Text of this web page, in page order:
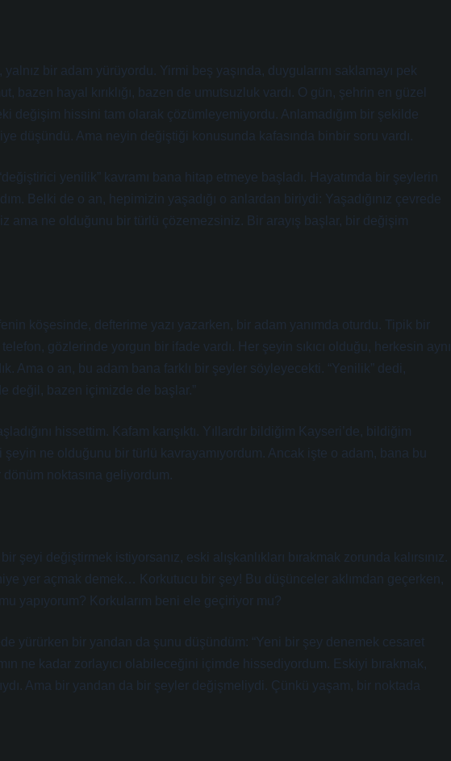
bir adam yürüyordu. Yirmi beş yaşında, duygularını saklamayı pek
bazen hayal kırıklığı, bazen de umutsuzluk vardı. O gün, şehrin en güzel
değişim hissini tam olarak çözümleyemiyordu. Anlamadığım bir şekilde
düşündü. Ama neyin değiştiği konusunda kafasında binbir soru vardı.
yenilik” kavramı bana hitap etmeye başladı. Hayatımda bir şeylerin
Belki de o an, hepimizin yaşadığı o anlardan biriydi: Yaşadığınız çevrede
ama ne olduğunu bir türlü çözemezsiniz. Bir arayış başlar, bir değişim
köşesinde, defterime yazı yazarken, bir adam yanımda oturdu. Tipik bir
gözlerinde yorgun bir ifade vardı. Her şeyin sıkıcı olduğu, herkesin aynı
Ama o an, bu adam bana farklı bir şeyler söyleyecekti. “Yenilik” dedi,
değil, bazen içimizde de başlar.”
hissettim. Kafam karışıktı. Yıllardır bildiğim Kayseri’de, bildiğim
şeyin ne olduğunu bir türlü kavrayamıyordum. Ancak işte o adam, bana bu
noktasına geliyordum.
şeyi değiştirmek istiyorsanız, eski alışkanlıkları bırakmak zorunda kalırsınız.
yer açmak demek… Korkutucu bir şey! Bu düşünceler aklımdan geçerken,
yapıyorum? Korkularım beni ele geçiriyor mu?
yürürken bir yandan da şunu düşündüm: “Yeni bir şey denemek cesaret
ne kadar zorlayıcı olabileceğini içimde hissediyordum. Eskiyi bırakmak,
Ama bir yandan da bir şeyler değişmeliydi. Çünkü yaşam, bir noktada